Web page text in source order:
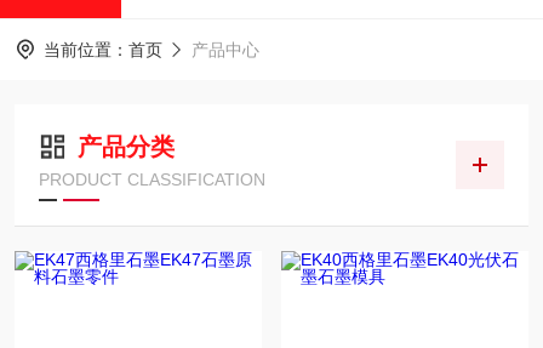
当前位置： 首页 产品中心
产品分类
PRODUCT CLASSIFICATION